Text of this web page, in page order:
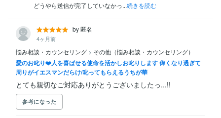
どうやら送信が完了していなかっ...続きを読む
by 匿名
4ヶ月前
悩み相談・カウンセリング > その他（悩み相談・カウンセリング）
愛のお叱り❤️人を喜ばせる使命を活かしお叱りします 偉くなり過ぎて
周りがイエスマンだらけ/叱ってもらえるうちが華
とても親切なご対応ありがとうございましたっ...!!
参考になった